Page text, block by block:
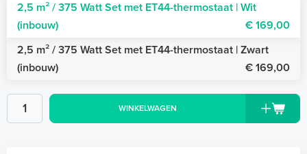
2,5 m² / 375 Watt Set met ET44-thermostaat | Wit
(inbouw)
€ 169,00
2,5 m² / 375 Watt Set met ET44-thermostaat | Zwart
(inbouw)
€ 169,00
WINKELWAGEN